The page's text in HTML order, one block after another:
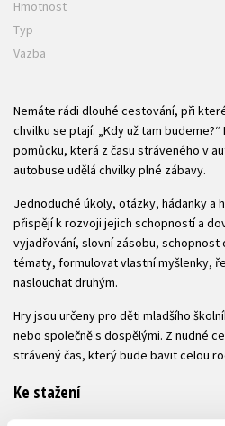
Hmotnost
Typ
Vazba
Nemáte rádi dlouhé cestování, při
chvilku se ptají: „Kdy už tam
pomůcku, která z času stráveného v
autobuse udělá chvilky plné zábavy.
Jednoduché úkoly, otázky, hádanky a
přispějí k rozvoji jejich schopností a
vyjadřování, slovní zásobu, schopnost
tématy, formulovat vlastní myšlenky,
naslouchat druhým.
Hry jsou určeny pro děti mladšího
nebo společně s dospělými. Z nudné
strávený čas, který bude bavit celou
Ke stažení